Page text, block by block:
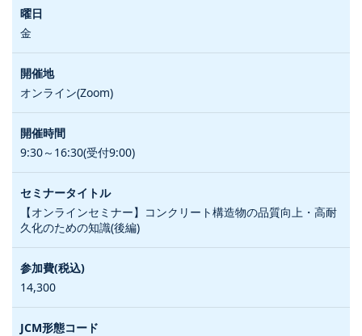
金
オンライン(Zoom)
9:30～16:30(受付9:00)
【オンラインセミナー】コンクリート構造物の品質向上・高耐
久化のための知識(後編)
14,300